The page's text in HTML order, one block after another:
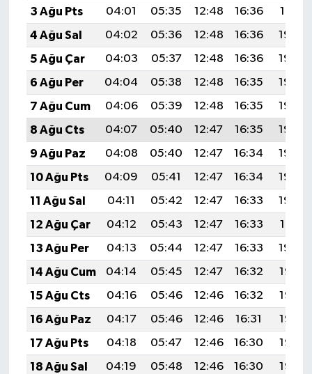
3 Ağu Pts
04:01 05:35 12:48 16:36
19:51
4 Ağu Sal
04:02 05:36 12:48 16:36
19:50
5 Ağu Çar
04:03 05:37 12:48 16:36
19:49
6 Ağu Per
04:04 05:38 12:48 16:35
19:48
7 Ağu Cum
04:06 05:39 12:48 16:35
19:46
8 Ağu Cts
04:07 05:40 12:47 16:35
19:45
9 Ağu Paz
04:08 05:40 12:47 16:34
19:44
10 Ağu Pts
04:09 05:41 12:47 16:34
19:43
11 Ağu Sal
04:11 05:42 12:47 16:33
19:42
12 Ağu Çar
04:12 05:43 12:47 16:33
19:41
13 Ağu Per
04:13 05:44 12:47 16:33
19:40
14 Ağu Cum
04:14 05:45 12:47 16:32
19:38
15 Ağu Cts
04:16 05:46 12:46 16:32
19:37
16 Ağu Paz
04:17 05:46 12:46 16:31
19:36
17 Ağu Pts
04:18 05:47 12:46 16:30
19:35
18 Ağu Sal
04:19 05:48 12:46 16:30
19:33